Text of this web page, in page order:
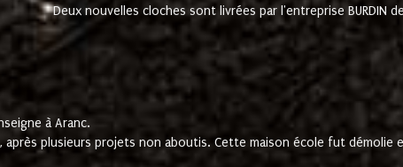
Deux nouvelles cloches sont livrées par l'entreprise BURDIN
à Aranc.
plusieurs projets non aboutis. Cette maison école fut